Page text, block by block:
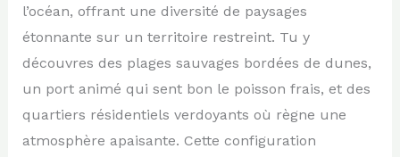
l’océan, offrant une diversité de paysages
étonnante sur un territoire restreint. Tu y
découvres des plages sauvages bordées de dunes,
un port animé qui sent bon le poisson frais, et des
quartiers résidentiels verdoyants où règne une
atmosphère apaisante. Cette configuration